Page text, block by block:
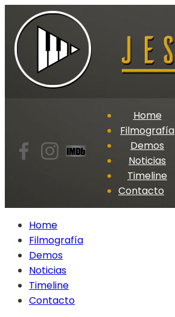
Home
Filmografía
Demos
Noticias
Timeline
Contacto
Home
Filmografía
Demos
Noticias
Timeline
Contacto